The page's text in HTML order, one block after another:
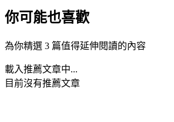
你可能也喜歡
為你精選 3 篇值得延伸閱讀的內容
載入推薦文章中...
目前沒有推薦文章